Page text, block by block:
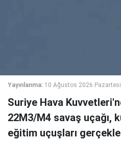
Yayınlanma: 10 Ağustos 2026
Suriye Hava
22M3/M4 savaş uçağı,
eğitim uçuşları